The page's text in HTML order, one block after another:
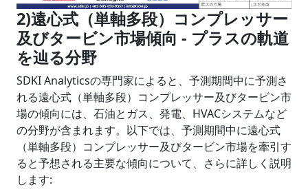
2)遠心式（単軸多段）コンプレッサー
及びタービン市場傾向 - プラスの軌道
を辿る分野
SDKI Analyticsの専門家によると、予測期間中に予測さ
れる遠心式（単軸多段）コンプレッサー及びタービン市
場の傾向には、石油とガス、発電、HVACシステムなど
の分野が含まれます。以下では、予測期間中に遠心式
（単軸多段）コンプレッサー及びタービン市場を牽引す
ると予想される主要な傾向について、さらに詳しく説明
します: